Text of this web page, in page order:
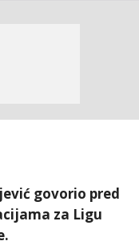
govorio pred
za Ligu